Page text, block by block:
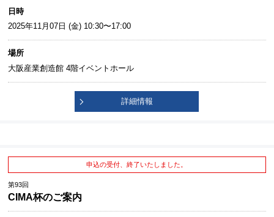
日時
2025年11月07日 (金) 10:30〜17:00
場所
大阪産業創造館 4階イベントホール
詳細情報
申込の受付、終了いたしました。
第93回
CIMA杯のご案内